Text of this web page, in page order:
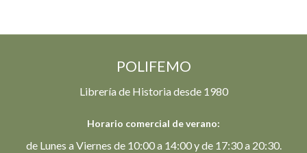
POLIFEMO
Librería de Historia desde 1980
Horario comercial de verano:
de Lunes a Viernes de 10:00 a 14:00 y de 17:30 a 20:30.